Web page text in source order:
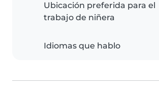
Ubicación preferida para el
trabajo de niñera
Idiomas que hablo